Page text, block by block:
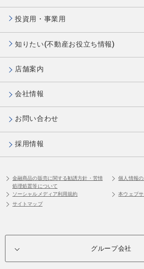
投資用・事業用
知りたい(不動産お役立ち情報)
店舗案内
会社情報
お問い合わせ
採用情報
金融商品の販売に関する勧誘方針・苦情
処理処置等について
個人情報
ソーシャルメディア利用規約
本ウェブ
サイトマップ
グループ会社